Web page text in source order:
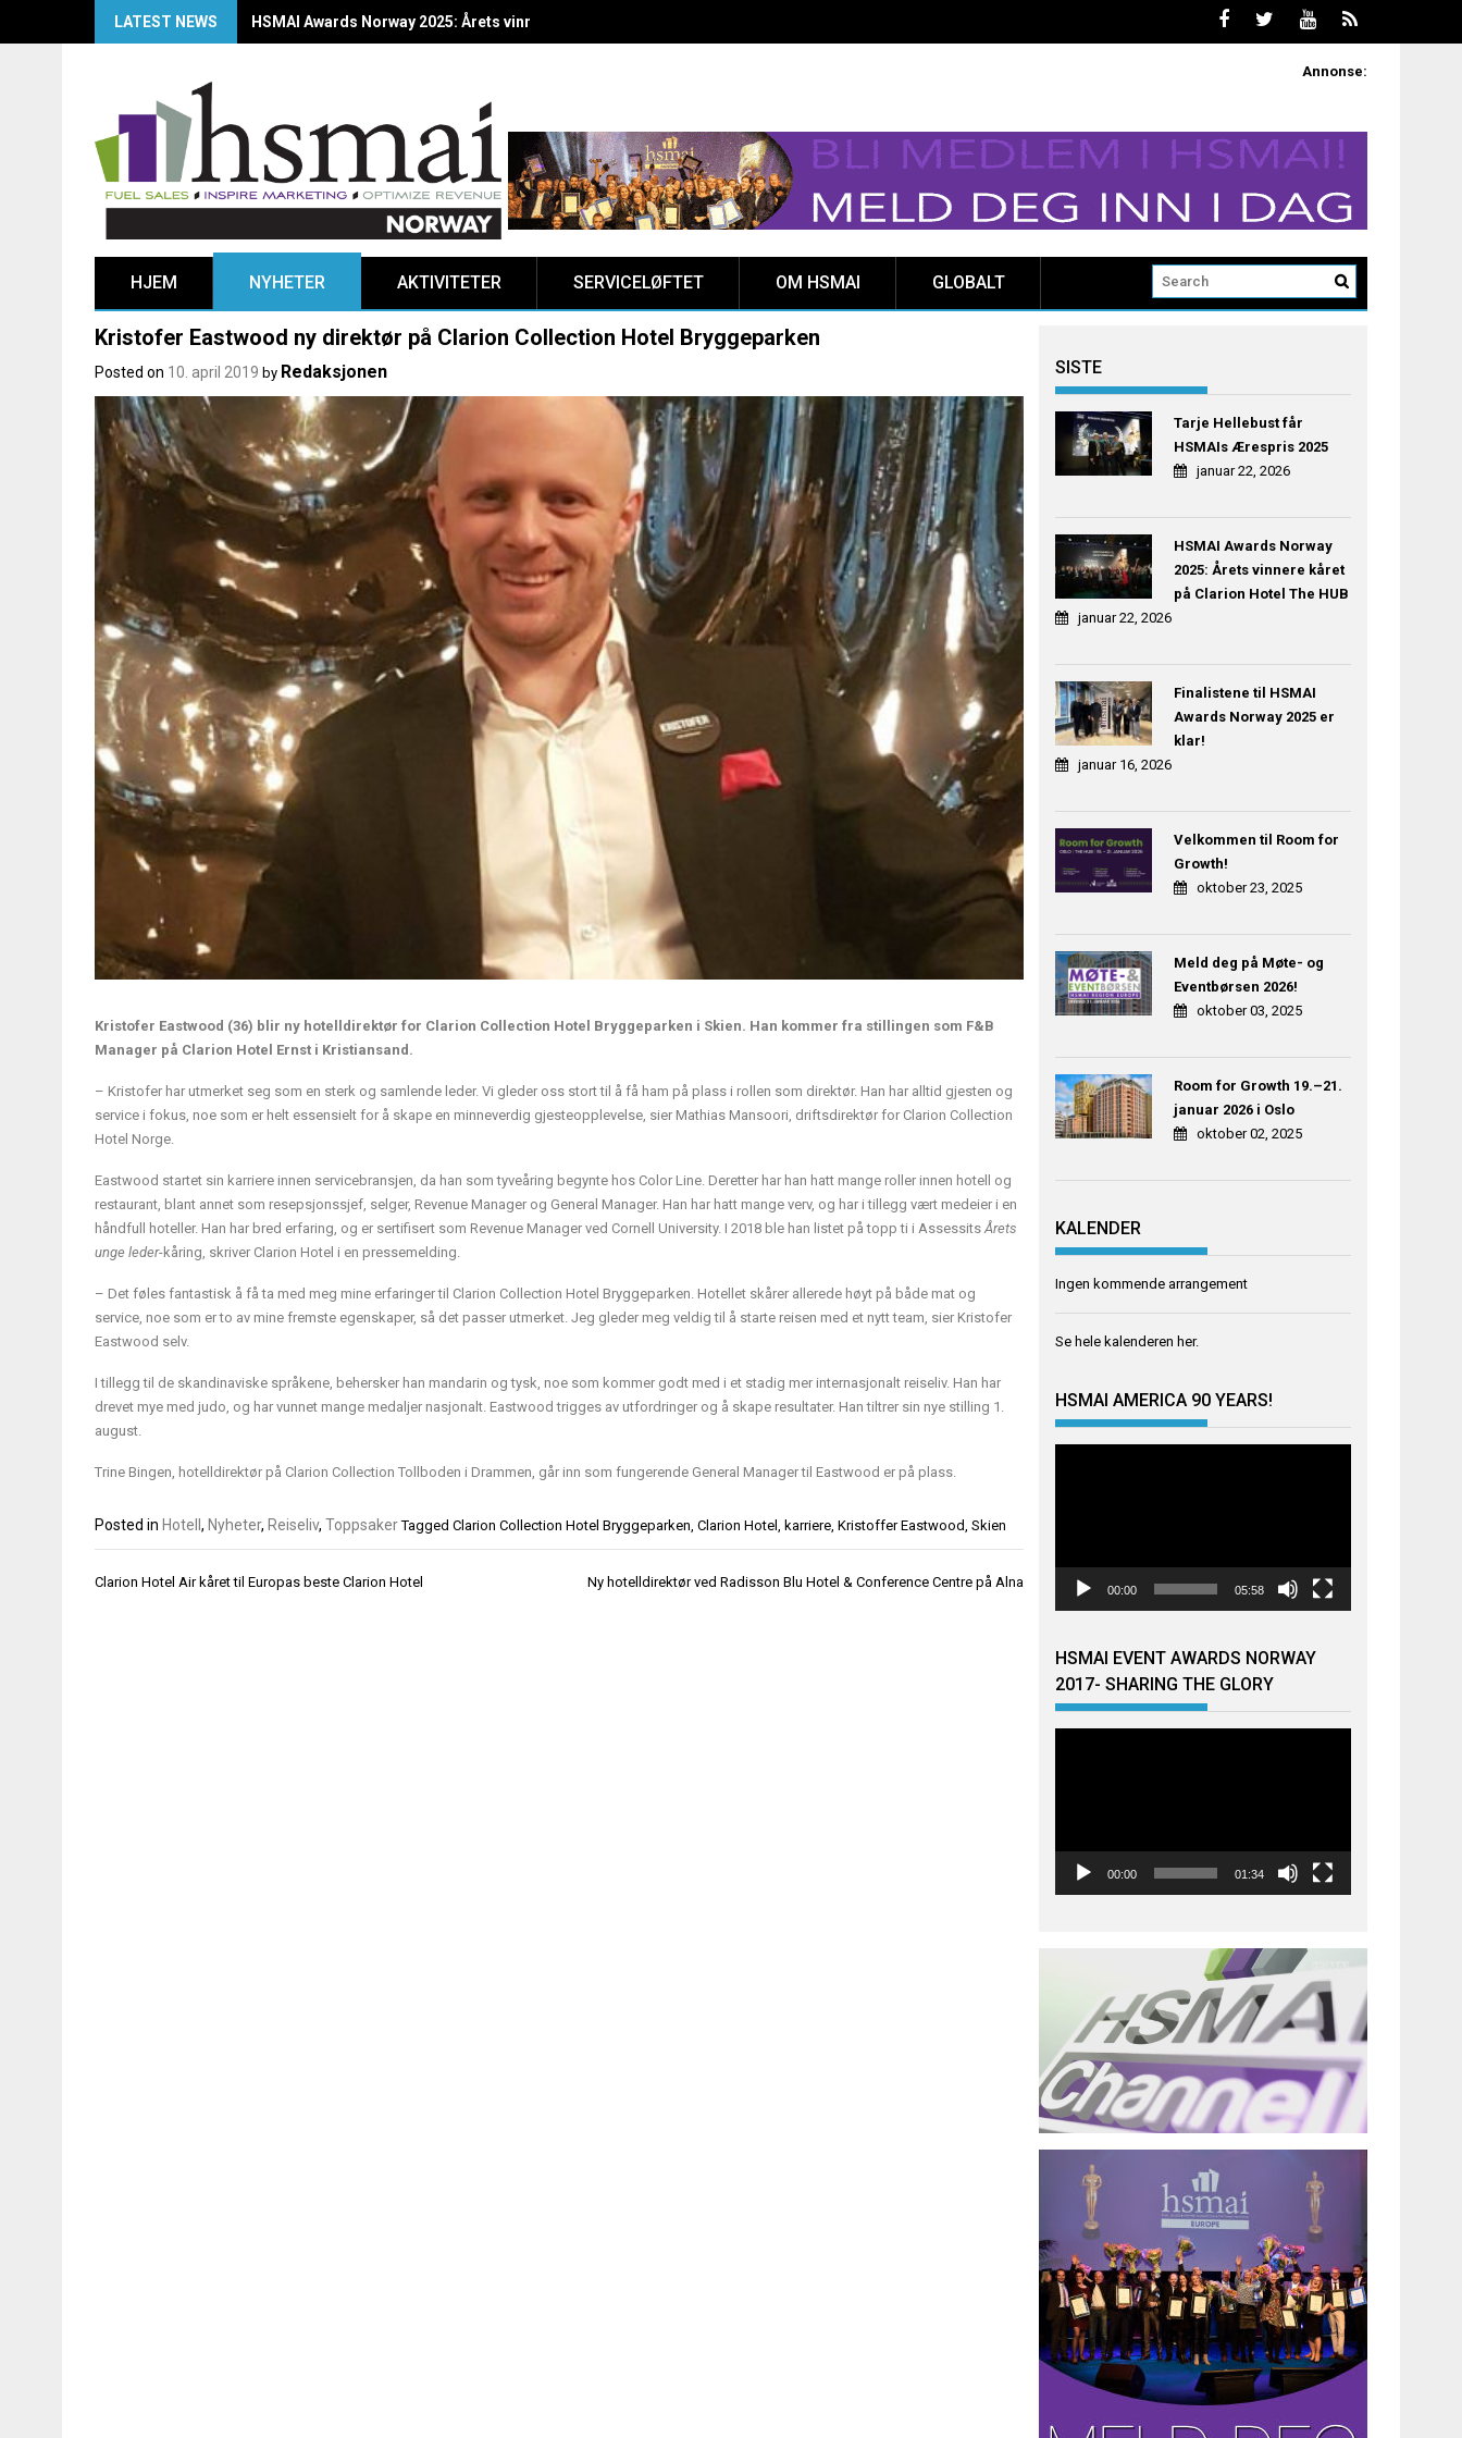
LATEST NEWS HSMAI Awards Norway 2025: Årets vinnere kåret på Clarion Hotel The HUB
Annonse:
HJEM NYHETER AKTIVITETER SERVICELØFTET OM HSMAI GLOBALT
Kristofer Eastwood ny direktør på Clarion Collection Hotel Bryggeparken
Posted on 10. april 2019 by Redaksjonen
Kristofer Eastwood (36) blir ny hotelldirektør for Clarion Collection Hotel Bryggeparken i Skien. Han kommer fra stillingen som F&B
Manager på Clarion Hotel Ernst i Kristiansand.
– Kristofer har utmerket seg som en sterk og samlende leder. Vi gleder oss stort til å få ham på plass i rollen som direktør. Han har alltid gjesten og
service i fokus, noe som er helt essensielt for å skape en minneverdig gjesteopplevelse, sier Mathias Mansoori, driftsdirektør for Clarion Collection
Hotel Norge.
Eastwood startet sin karriere innen servicebransjen, da han som tyveåring begynte hos Color Line. Deretter har han hatt mange roller innen hotell og
restaurant, blant annet som resepsjonssjef, selger, Revenue Manager og General Manager. Han har hatt mange verv, og har i tillegg vært medeier i en
håndfull hoteller. Han har bred erfaring, og er sertifisert som Revenue Manager ved Cornell University. I 2018 ble han listet på topp ti i Assessits Årets
unge leder-kåring, skriver Clarion Hotel i en pressemelding.
– Det føles fantastisk å få ta med meg mine erfaringer til Clarion Collection Hotel Bryggeparken. Hotellet skårer allerede høyt på både mat og
service, noe som er to av mine fremste egenskaper, så det passer utmerket. Jeg gleder meg veldig til å starte reisen med et nytt team, sier Kristofer
Eastwood selv.
I tillegg til de skandinaviske språkene, behersker han mandarin og tysk, noe som kommer godt med i et stadig mer internasjonalt reiseliv. Han har
drevet mye med judo, og har vunnet mange medaljer nasjonalt. Eastwood trigges av utfordringer og å skape resultater. Han tiltrer sin nye stilling 1.
august.
Trine Bingen, hotelldirektør på Clarion Collection Tollboden i Drammen, går inn som fungerende General Manager til Eastwood er på plass.
Posted in Hotell , Nyheter, Reiseliv, Toppsaker Tagged Clarion Collection Hotel Bryggeparken Clarion Hotel karriere Kristoffer Eastwood Skien
Innleggsnavigasjon
Clarion Hotel Air kåret til Europas beste Clarion Hotel Ny hotelldirektør ved Radisson Blu Hotel & Conference Centre på Alna
SISTE
Tarje Hellebust får
HSMAIs Ærespris 2025
januar 22, 2026
HSMAI Awards Norway
2025: Årets vinnere kåret
på Clarion Hotel The HUB
januar 22, 2026
Finalistene til HSMAI
Awards Norway 2025 er
klar!
januar 16, 2026
Velkommen til Room for
Growth!
oktober 23, 2025
Meld deg på Møte- og
Eventbørsen 2026!
oktober 03, 2025
Room for Growth 19.–21.
januar 2026 i Oslo
oktober 02, 2025
KALENDER
Ingen kommende arrangement
Se hele kalenderen her.
HSMAI AMERICA 90 YEARS!
00:00 05:58
HSMAI EVENT AWARDS NORWAY
2017- SHARING THE GLORY
00:00 01:34